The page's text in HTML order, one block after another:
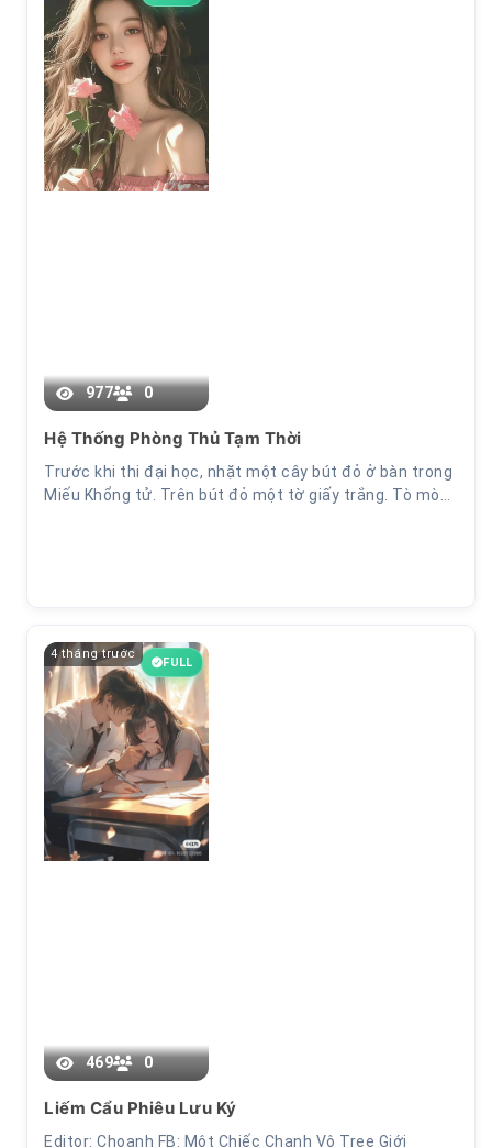
977
0
Hệ Thống Phòng Thủ Tạm Thời
Trước khi thi đại học, nhặt một cây bút đỏ ở bàn trong
Miếu Khổng tử. Trên bút đỏ một tờ giấy trắng. Tò mò…
4 tháng trước
FULL
469 0
Liếm Cẩu Phiêu Lưu Ký
Editor: Choanh FB: Một Chiếc Chanh Vô Tree Giới